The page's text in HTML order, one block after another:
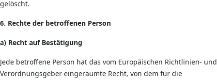
gelöscht.
6. Rechte der betroffenen Person
a) Recht auf Bestätigung
Jede betroffene Person hat das vom Europäischen Richtlinien- und
Verordnungsgeber eingeräumte Recht, von dem für die